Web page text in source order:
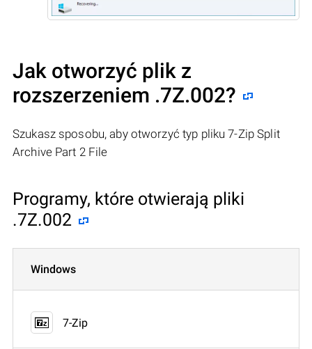
Jak otworzyć plik z
rozszerzeniem .7Z.002?
Szukasz sposobu, aby otworzyć typ pliku 7-Zip Split
Archive Part 2 File
Programy, które otwierają pliki
.7Z.002
Windows
7-Zip